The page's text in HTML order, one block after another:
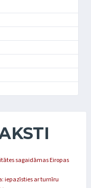
sagaidāmas Eiropas
iepazīsties ar turnīru